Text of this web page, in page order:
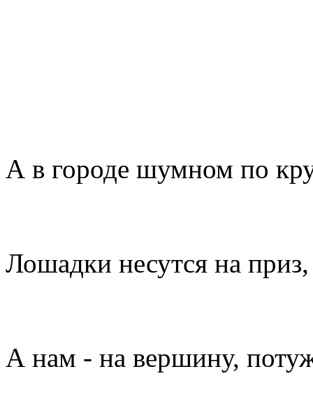
А в городе шумном по
Лошадки несутся на приз,
А нам - на вершину,